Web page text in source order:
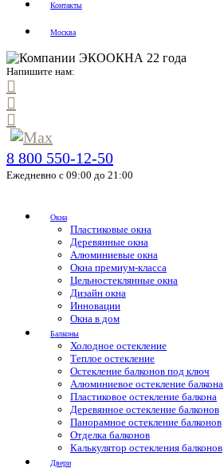
Контакты
Москва
Напишите нам:
8 800 550-12-50
Ежедневно с 09:00 до 21:00
Окна
Пластиковые окна
Деревянные окна
Алюминиевые окна
Окна премиум-класса
Цельностеклянные окна
Дизайн окна
Инновации
Окна в дом
Балконы
Холодное остекление
Теплое остекление
Остекление балконов под ключ
Алюминиевое остекление балкона
Пластиковое остекление балкона
Деревянное остекление балконов
Панорамное остекление балконов
Отделка балконов
Калькулятор остекления балконов
Двери